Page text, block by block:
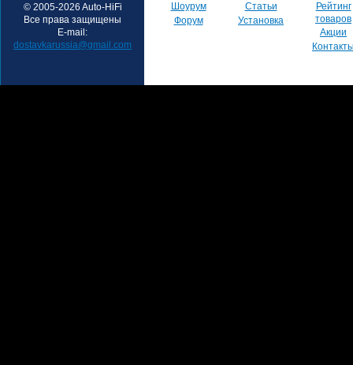
© 2005-2026 Auto-HiFi
Все права защищены
E-mail:
dostavkarussia@gmail.com
Шоурум
Форум
Статьи
Установка
Рейтинг
товаров
Акции